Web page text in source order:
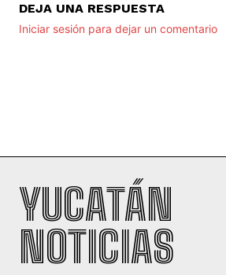
DEJA UNA RESPUESTA
Iniciar sesión para dejar un comentario
YUCATÁN
NOTICIAS